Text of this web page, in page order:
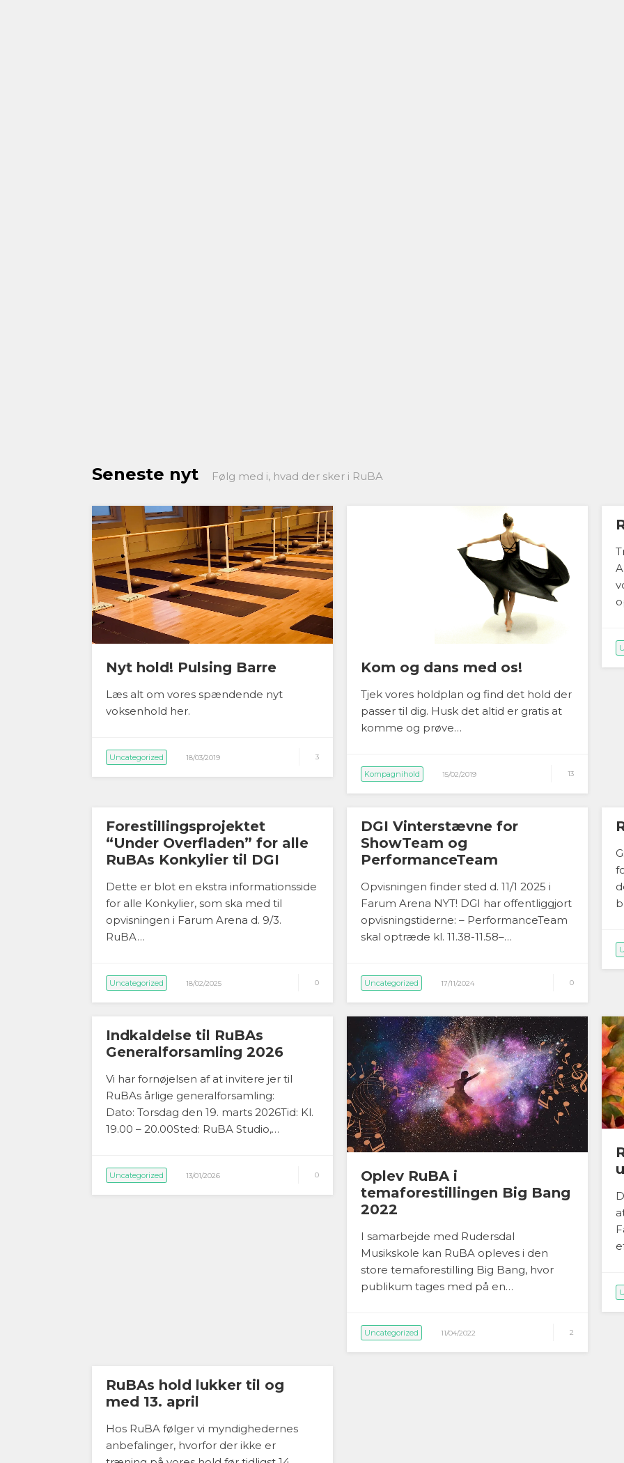
Seneste nyt Følg med i, hvad der sker i RuBA
Nyt hold! Pulsing Barre
Læs alt om vores spændende nyt
voksenhold her.
Uncategorized 18/03/2019 3
Kom og dans med os!
Tjek vores holdplan og find det hold der
passer til dig. Husk det altid er gratis at
komme og prøve…
Kompagnihold 15/02/2019 13
Forestillingsprojektet
“Under Overfladen” for alle
RuBAs Konkylier til DGI
Dette er blot en ekstra informationsside
for alle Konkylier, som ska med til
opvisningen i Farum Arena d. 9/3.
RuBA…
Uncategorized 18/02/2025 0
DGI Vinterstævne for
ShowTeam og
PerformanceTeam
Opvisningen finder sted d. 11/1 2025 i
Farum Arena NYT! DGI har offentliggjort
opvisningstiderne: – PerformanceTeam
skal optræde kl. 11.38-11.58–…
Uncategorized 17/11/2024 0
Indkaldelse til RuBAs
Generalforsamling 2026
Vi har fornøjelsen af at invitere jer til
RuBAs årlige generalforsamling:
Dato: Torsdag den 19. marts 2026Tid: Kl.
19.00 – 20.00Sted: RuBA Studio,…
Uncategorized 13/01/2026 0
Oplev RuBA i
temaforestillingen Big Bang
2022
I samarbejde med Rudersdal
Musikskole kan RuBA opleves i den
store temaforestilling Big Bang, hvor
publikum tages med på en…
Uncategorized 11/04/2022 2
RuBAs hold lukker til og
med 13. april
Hos RuBA følger vi myndighedernes
anbefalinger, hvorfor der ikke er